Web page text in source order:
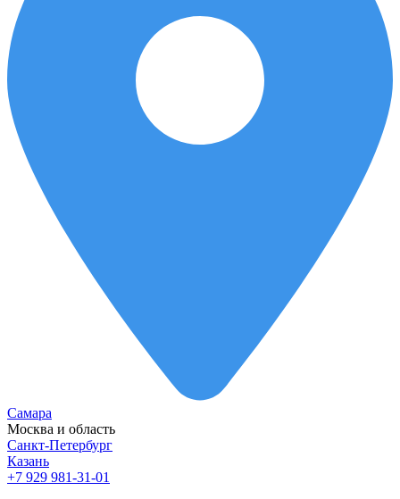
Самара
Москва и область
Санкт-Петербург
Казань
+7 929 981-31-01